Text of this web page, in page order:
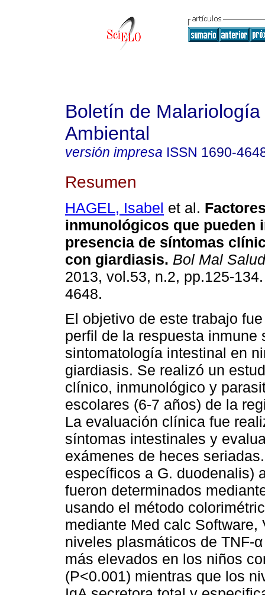
Boletín de
Ambiental
versión impresa ISSN 1690-
Resumen
HAGEL, Isabel et al.
inmunológicos que pueden
presencia de síntomas
con giardiasis. Bol Mal
2013, vol.53, n.2, pp.125-
4648.
El objetivo de este trabajo
perfil de la respuesta inmune
sintomatología intestinal en
giardiasis. Se realizó un
clínico, inmunológico y
escolares (6-7 años) de la
La evaluación clínica fue
síntomas intestinales y
exámenes de heces
específicos a G. duodenalis)
fueron determinados
usando el método
mediante Med calc
niveles plasmáticos de TNF-
más elevados en los niños
(P<0.001) mientras que los